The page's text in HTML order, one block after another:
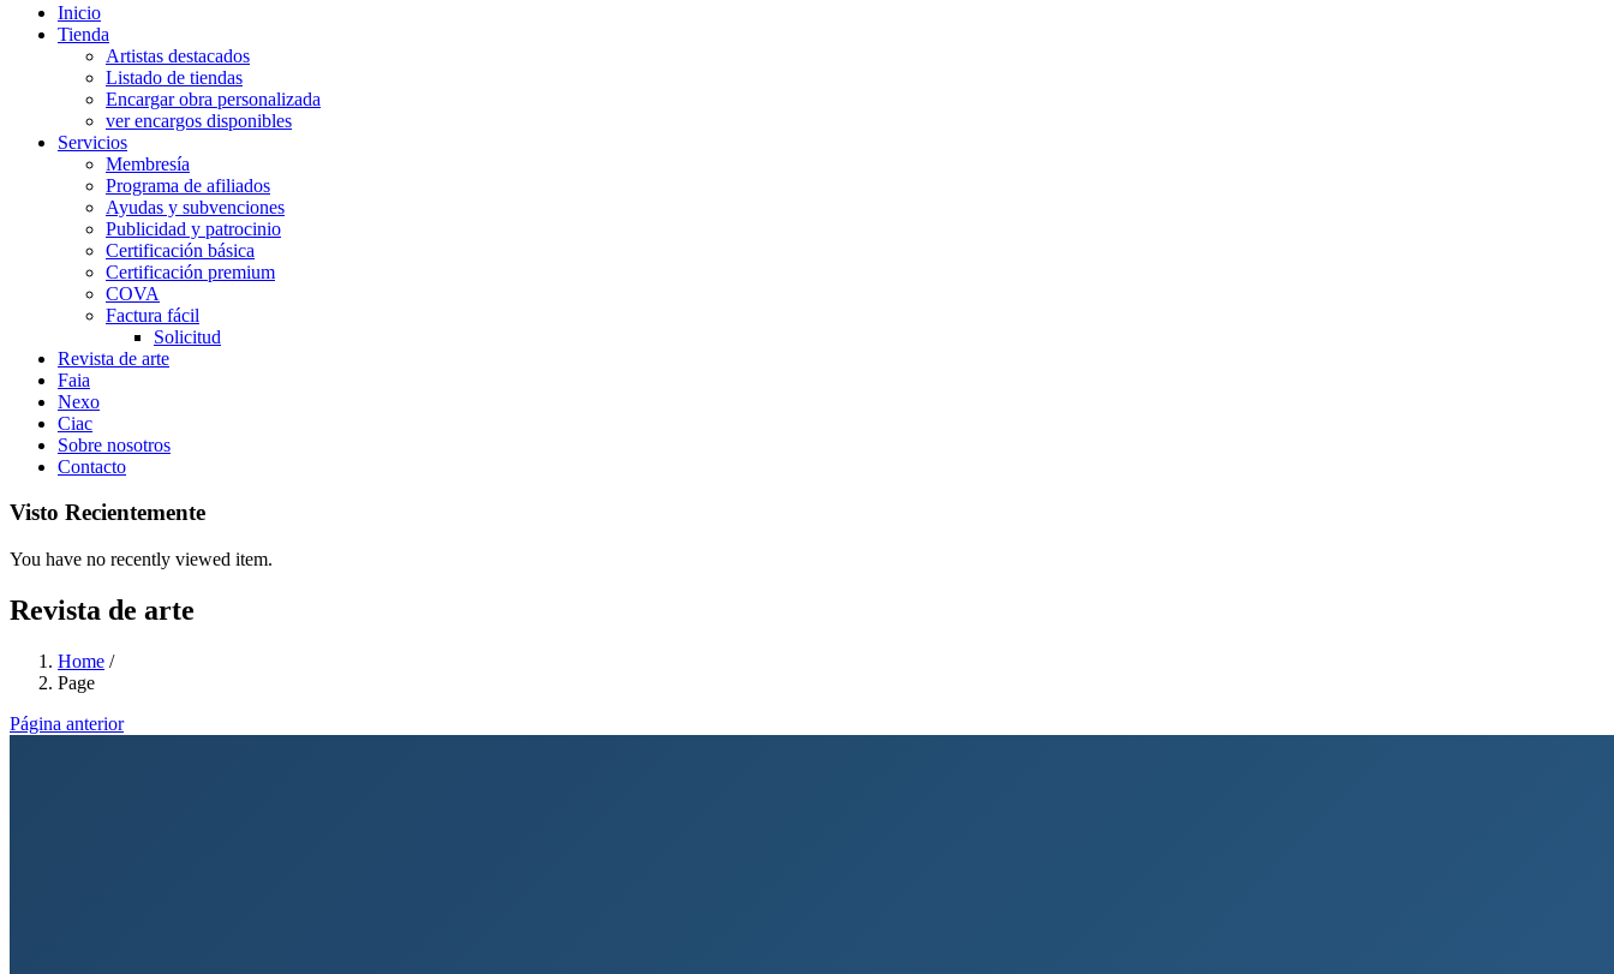
Inicio
Tienda
Artistas destacados
Listado de tiendas
Encargar obra personalizada
ver encargos disponibles
Servicios
Membresía
Programa de afiliados
Ayudas y subvenciones
Publicidad y patrocinio
Certificación básica
Certificación premium
COVA
Factura fácil
Solicitud
Revista de arte
Faia
Nexo
Ciac
Sobre nosotros
Contacto
Visto Recientemente
You have no recently viewed item.
Revista de arte
Home /
Page
Página anterior